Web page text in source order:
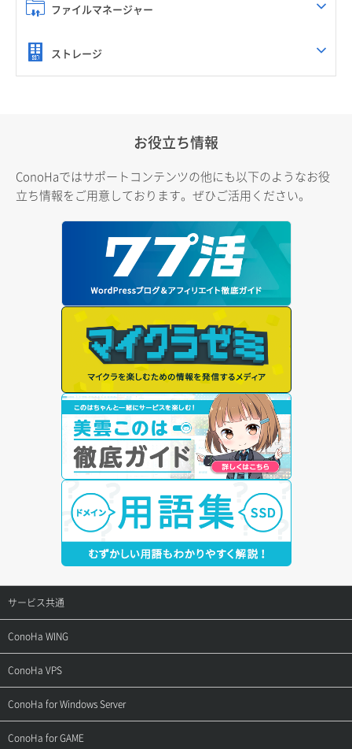
ファイルマネージャー
ストレージ
お役立ち情報
ConoHaではサポートコンテンツの他にも以下のようなお役
立ち情報をご用意しております。ぜひご活用ください。
サービス共通
サポートトップ
ご契約・お支払い
用語集
ConoHa WING
サポートトップ
ご利用ガイド
ConoHa VPS
サポートトップ
ご利用ガイド
ConoHa for Windows Server
サポートトップ
ConoHa for GAME